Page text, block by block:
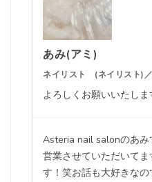
あみ(アミ)
ネイリスト (ネイリスト)
よろしくお願いいたし
Asteria nail salonのあみ
営業させていただいて
す！笑お話も大好きな